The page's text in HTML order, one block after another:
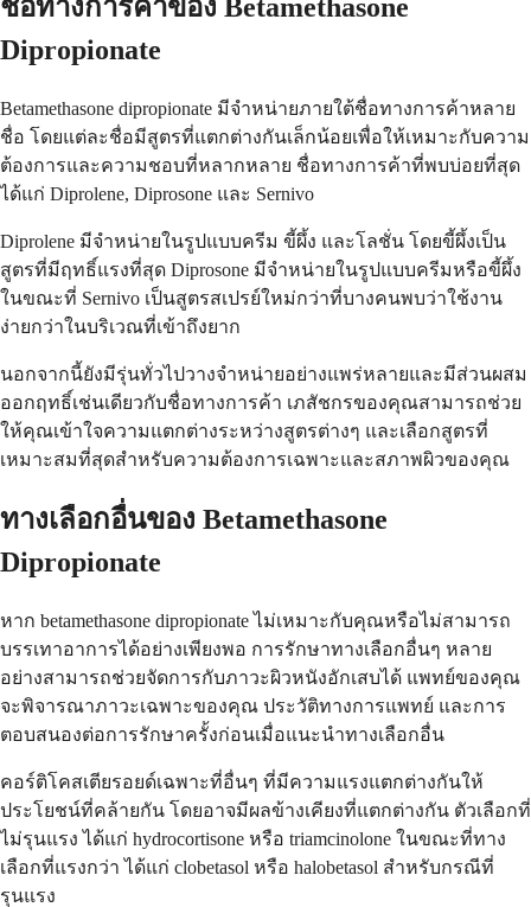
ชื่อทางการค้าของ Betamethasone
Dipropionate
Betamethasone dipropionate มีจำหน่ายภายใต้ชื่อทางการค้าหลาย
ชื่อ โดยแต่ละชื่อมีสูตรที่แตกต่างกันเล็กน้อยเพื่อให้เหมาะกับความ
ต้องการและความชอบที่หลากหลาย ชื่อทางการค้าที่พบบ่อยที่สุด
ได้แก่ Diprolene, Diprosone และ Sernivo
Diprolene มีจำหน่ายในรูปแบบครีม ขี้ผึ้ง และโลชั่น โดยขี้ผึ้งเป็น
สูตรที่มีฤทธิ์แรงที่สุด Diprosone มีจำหน่ายในรูปแบบครีมหรือขี้ผึ้ง
ในขณะที่ Sernivo เป็นสูตรสเปรย์ใหม่กว่าที่บางคนพบว่าใช้งาน
ง่ายกว่าในบริเวณที่เข้าถึงยาก
นอกจากนี้ยังมีรุ่นทั่วไปวางจำหน่ายอย่างแพร่หลายและมีส่วนผสม
ออกฤทธิ์เช่นเดียวกับชื่อทางการค้า เภสัชกรของคุณสามารถช่วย
ให้คุณเข้าใจความแตกต่างระหว่างสูตรต่างๆ และเลือกสูตรที่
เหมาะสมที่สุดสำหรับความต้องการเฉพาะและสภาพผิวของคุณ
ทางเลือกอื่นของ Betamethasone
Dipropionate
หาก betamethasone dipropionate ไม่เหมาะกับคุณหรือไม่สามารถ
บรรเทาอาการได้อย่างเพียงพอ การรักษาทางเลือกอื่นๆ หลาย
อย่างสามารถช่วยจัดการกับภาวะผิวหนังอักเสบได้ แพทย์ของคุณ
จะพิจารณาภาวะเฉพาะของคุณ ประวัติทางการแพทย์ และการ
ตอบสนองต่อการรักษาครั้งก่อนเมื่อแนะนำทางเลือกอื่น
คอร์ติโคสเตียรอยด์เฉพาะที่อื่นๆ ที่มีความแรงแตกต่างกันให้
ประโยชน์ที่คล้ายกัน โดยอาจมีผลข้างเคียงที่แตกต่างกัน ตัวเลือกที่
ไม่รุนแรง ได้แก่ hydrocortisone หรือ triamcinolone ในขณะที่ทาง
เลือกที่แรงกว่า ได้แก่ clobetasol หรือ halobetasol สำหรับกรณีที่
รุนแรง